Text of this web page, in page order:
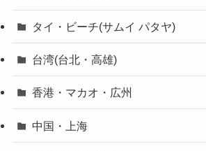
タイ・ビーチ(サムイ パタヤ)
台湾(台北・高雄)
香港・マカオ・広州
中国・上海